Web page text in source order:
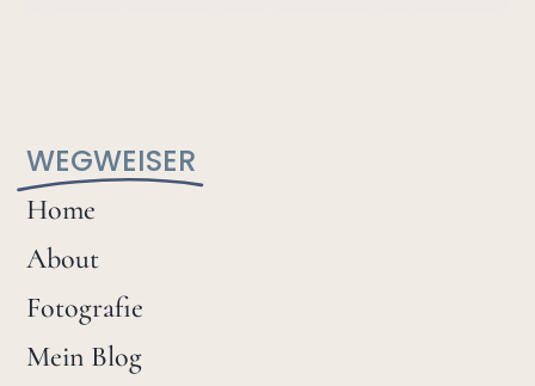
WEGWEISER
Home
About
Fotografie
Mein Blog